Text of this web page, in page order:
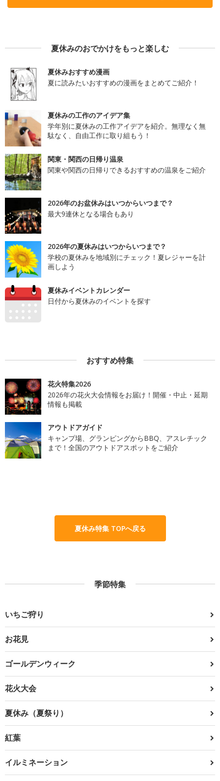
夏休みのおでかけをもっと楽しむ
夏休みおすすめ漫画
夏に読みたいおすすめの漫画をまとめてご紹介！
夏休みの工作のアイデア集
学年別に夏休みの工作アイデアを紹介。無理なく無
駄なく、自由工作に取り組もう！
関東・関西の日帰り温泉
関東や関西の日帰りできるおすすめの温泉をご紹介
2026年のお盆休みはいつからいつまで？
最大9連休となる場合もあり
2026年の夏休みはいつからいつまで？
学校の夏休みを地域別にチェック！夏レジャーを計
画しよう
夏休みイベントカレンダー
日付から夏休みのイベントを探す
おすすめ特集
花火特集2026
2026年の花火大会情報をお届け！開催・中止・延期
情報も掲載
アウトドアガイド
キャンプ場、グランピングからBBQ、アスレチック
まで！全国のアウトドアスポットをご紹介
夏休み特集 TOPへ戻る
季節特集
いちご狩り
お花見
ゴールデンウィーク
花火大会
夏休み（夏祭り）
紅葉
イルミネーション